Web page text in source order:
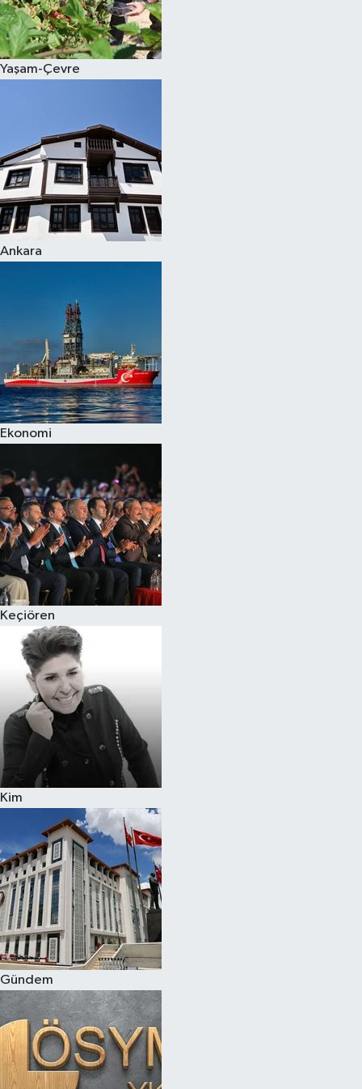
Yaşam-Çevre
Ankara
Ekonomi
Keçiören
Kim
Gündem
Spor
Burç Yorumları
Eğitim
Hava Durumu
Kadın
Kültür Sanat
Sağlık
Siyaset
Teknoloji
Televizyon
Yaşam-Çevre